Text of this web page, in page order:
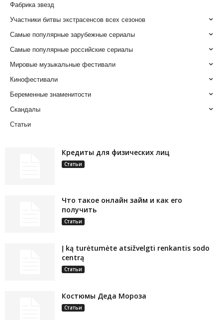
Фабрика звезд
Участники битвы экстрасенсов всех сезонов
Самые популярные зарубежные сериалы
Самые популярные российские сериалы
Мировые музыкальные фестивали
Кинофестивали
Беременные знаменитости
Скандалы
Статьи
Кредиты для физических лиц
Статьи
Что такое онлайн займ и как его
получить
Статьи
Į ką turėtumėte atsižvelgti renkantis sodo
centrą
Статьи
Костюмы Деда Мороза
Статьи